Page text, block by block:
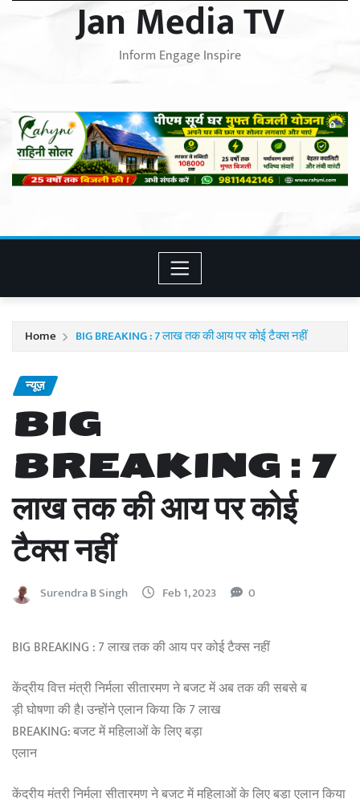
Jan Media TV
Inform Engage Inspire
Home BIG BREAKING : 7 लाख तक की आय पर कोई टैक्स नहीं
न्यूज़
BIG
BREAKING : 7
लाख तक की आय पर कोई
टैक्स नहीं
Surendra B Singh Feb 1, 2023 0
BIG BREAKING : 7 लाख तक की आय पर कोई टैक्स नहीं
केंद्रीय वित्त मंत्री निर्मला सीतारमण ने बजट में अब तक की सबसे ब
ड़ी घोषणा की है। उन्होंने एलान किया कि 7 लाख
BREAKING: बजट में महिलाओं के लिए बड़ा
एलान
केंद्रीय मंत्री निर्मला सीतारमण ने बजट में महिलाओं के लिए बड़ा एलान किया